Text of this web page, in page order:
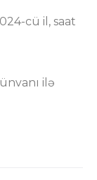
cü il, saat
ilə